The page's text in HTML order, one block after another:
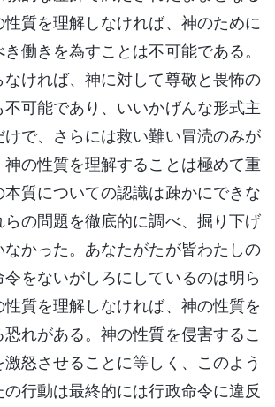
質を理解しなければ、神のために
働きを為すことは不可能である。
ければ、神に対して尊敬と畏怖の
可能であり、いいかげんな形式主
で、さらには救い難い冒涜のみが
の性質を理解することは極めて重
質についての認識は疎かにできな
の問題を徹底的に調べ、掘り下げ
かった。あなたがたが皆わたしの
をないがしろにしているのは明ら
質を理解しなければ、神の性質を
れがある。神の性質を侵害するこ
激怒させることに等しく、このよう
行動は最終的には行政命令に違反